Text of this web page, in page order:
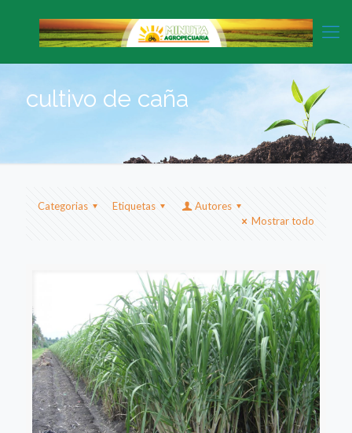
cultivo de caña
Categorias Etiquetas
Autores
Mostrar todo